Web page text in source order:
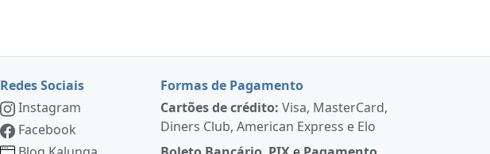
Redes Sociais
Instagram
Facebook
Formas de Pagamento
Cartões de crédito: Visa, MasterCard,
Diners Club, American Express e Elo